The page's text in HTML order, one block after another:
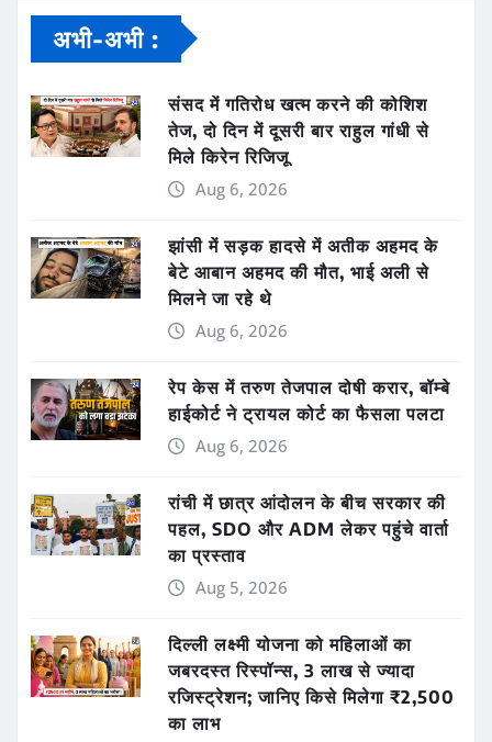
अभी-अभी :
संसद में गतिरोध खत्म करने की कोशिश
तेज, दो दिन में दूसरी बार राहुल गांधी से
मिले किरेन रिजिजू
Aug 6, 2026
झांसी में सड़क हादसे में अतीक अहमद के
बेटे आबान अहमद की मौत, भाई अली से
मिलने जा रहे थे
Aug 6, 2026
रेप केस में तरुण तेजपाल दोषी करार, बॉम्बे
हाईकोर्ट ने ट्रायल कोर्ट का फैसला पलटा
Aug 6, 2026
रांची में छात्र आंदोलन के बीच सरकार की
पहल, SDO और ADM लेकर पहुंचे वार्ता
का प्रस्ताव
Aug 5, 2026
दिल्ली लक्ष्मी योजना को महिलाओं का
जबरदस्त रिस्पॉन्स, 3 लाख से ज्यादा
रजिस्ट्रेशन; जानिए किसे मिलेगा ₹2,500
का लाभ